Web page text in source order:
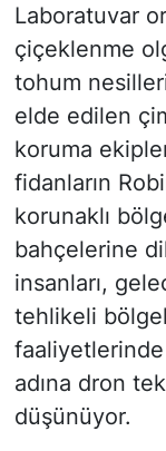
Laboratuvar
çiçeklenme
tohum
elde edilen
koruma
fidanların
korunaklı
bahçelerine
insanları,
tehlikeli
faaliyetlerinde
adına dron
düşünüyor.